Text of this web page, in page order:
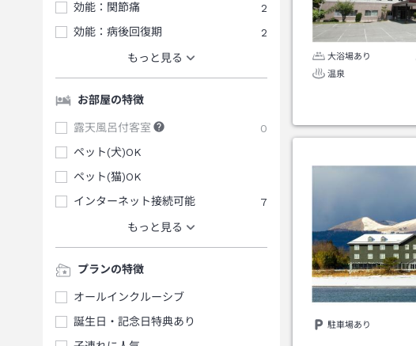
効能：関節痛
2
効能：病後回復期
2
もっと見る
お部屋の特徴
露天風呂付客室
0
ペット(犬)OK
ペット(猫)OK
インターネット接続可能
7
もっと見る
プランの特徴
オールインクルーシブ
誕生日・記念日特典あり
大浴場あり
温泉
駐車場あり